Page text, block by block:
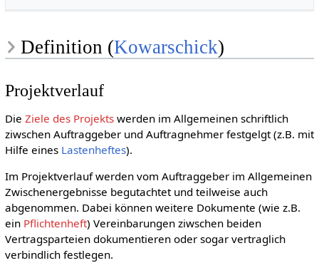
Definition (Kowarschick)
Projektverlauf
Die Ziele des Projektswerden im Allgemeinen schriftlich
ziwschen Auftraggeber und Auftragnehmer festgelgt (z.B. mit
Hilfe eines Lastenheftes).
Im Projektverlauf werden vom Auftraggeber im Allgemeinen
Zwischenergebnisse begutachtet und teilweise auch
abgenommen. Dabei können weitere Dokumente (wie z.B.
ein Pflichtenheft) Vereinbarungen ziwschen beiden
Vertragsparteien dokumentieren oder sogar vertraglich
verbindlich festlegen.